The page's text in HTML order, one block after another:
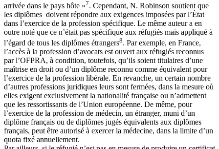
arrivée dans le pays hôte »7. Cependant, N. Robinson soutient que
les diplômes doivent répondre aux exigences imposées par l’État
dans l’exercice de la profession spécifique. Le même auteur a en
outre noté que ce n’était pas spécifique aux réfugiés mais appliqué à
l’égard de tous les diplômes étrangers8. Par exemple, en France,
l’accès à la profession d’avocats est ouvert aux réfugiés reconnus
par l’OFPRA, à condition, toutefois, qu’ils soient titulaires d’une
maîtrise en droit ou d’un diplôme reconnu comme équivalent pour
l’exercice de la profession libérale. En revanche, un certain nombre
d’autres professions juridiques leurs sont fermées, dans la mesure où
elles exigent exclusivement la nationalité française ou n’admettent
que les ressortissants de l’Union européenne. De même, pour
l’exercice de la profession de médecin, un étranger, muni d’un
diplôme français ou de diplômes jugés équivalents aux diplômes
français, peut être autorisé à exercer la médecine, dans la limite d’un
quota fixé annuellement.